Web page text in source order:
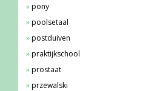
pony
poolsetaal
postduiven
praktijkschool
prostaat
przewalski